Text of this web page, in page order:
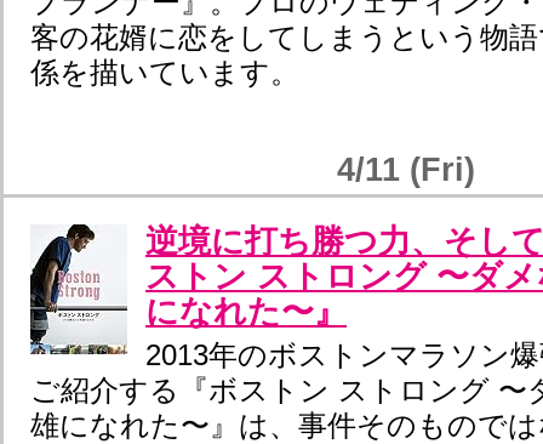
客の花婿に恋をしてしまうという物
係を描いています。
4/11 (Fri)
逆境に打ち勝つ力、そし
ストン ストロング 〜ダ
になれた〜』
2013年のボストンマラソン
ご紹介する『ボストン ストロング 〜
雄になれた〜』は、事件そのもので